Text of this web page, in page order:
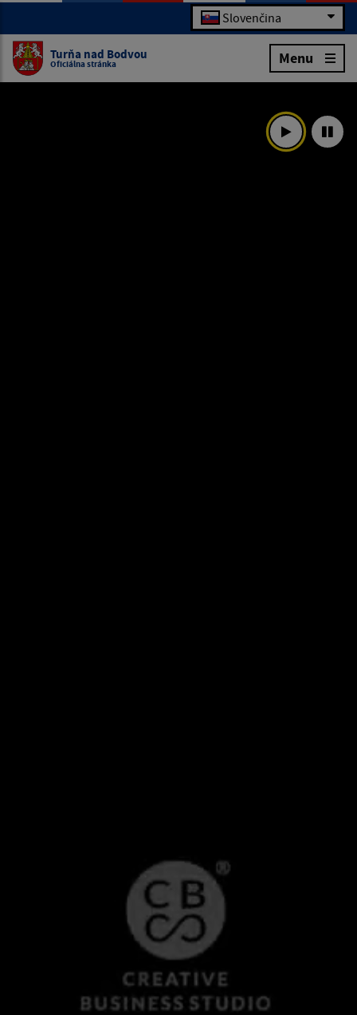
Slovenčina
Turňa nad Bodvou
Oficiálna stránka Menu